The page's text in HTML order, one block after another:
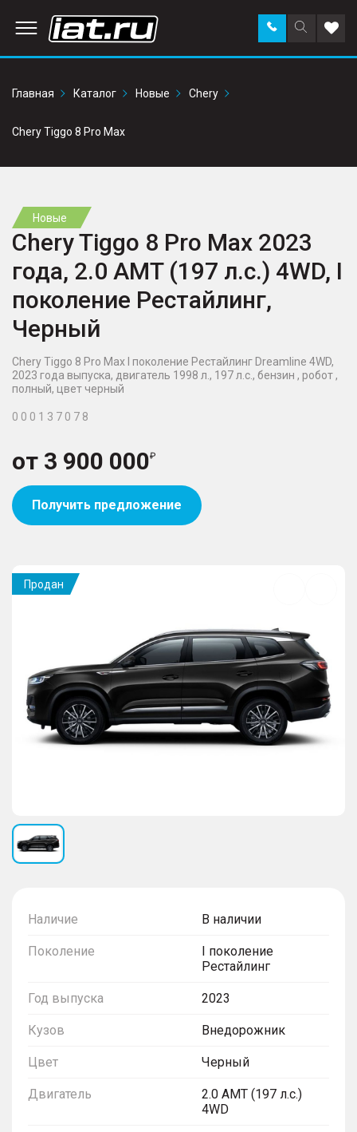
Поиск
по
Заказать
звонок в
Главная
Каталог Новые Chery
Chery Tiggo 8 Pro Max
Новые
Chery Tiggo 8 Pro Max 2023
года, 2.0 AMT (197 л.с.) 4WD, I
поколение Рестайлинг,
Черный
Chery Tiggo 8 Pro Max I поколение Рестайлинг Dreamline 4WD,
2023 года выпуска, двигатель 1998 л., 197 л.с., бензин , робот ,
полный, цвет черный
0 0 0 1 3 7 0 7 8
от 3 900 000
Получить предложение
Наличие В наличии
Поколение
I поколение
Рестайлинг
Год выпуска 2023
Кузов Внедорожник
Цвет Черный
Двигатель
2.0 AMT (197 л.с.)
4WD
Продан